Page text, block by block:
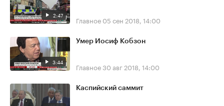
2:47 Главное 05 сен 2018, 14:00
3:44
Умер Иосиф Кобзон
Главное30 авг 2018, 14:00
Каспийский саммит